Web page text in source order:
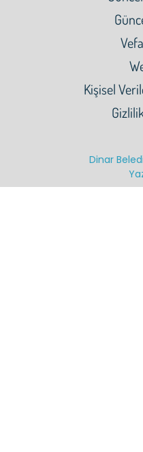
Kişisel
Dinar